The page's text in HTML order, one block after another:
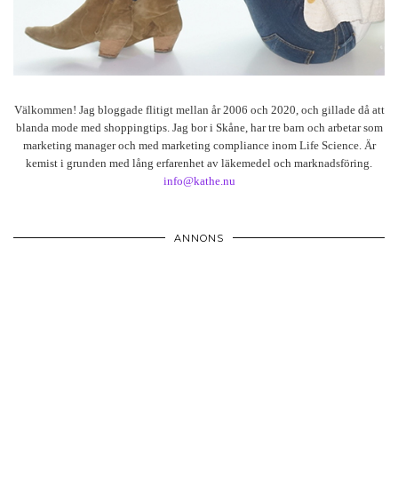
Välkommen! Jag bloggade flitigt mellan år 2006 och 2020, och gillade då att
blanda mode med shoppingtips. Jag bor i Skåne, har tre barn och arbetar som
marketing manager och med marketing compliance inom Life Science. Är
kemist i grunden med lång erfarenhet av läkemedel och marknadsföring.
info@kathe.nu
ANNONS